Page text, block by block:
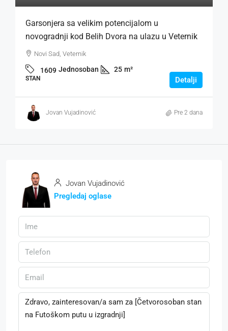
Garsonjera sa velikim potencijalom u
novogradnji kod Belih Dvora na ulazu u Veternik
Novi Sad, Veternik
1609 Jednosoban 25 m²
STAN Detalji
Jovan Vujadinović Pre 2 dana
Jovan Vujadinović
Pregledaj oglase